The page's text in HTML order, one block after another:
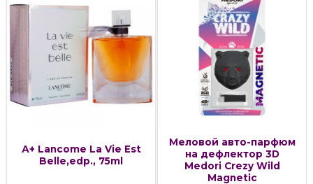
А+ Lancome La Vie Est
Belle,edp., 75ml
Меловой авто-парфюм
на дефлектор 3D
Medori Crezy Wild
Magnetic